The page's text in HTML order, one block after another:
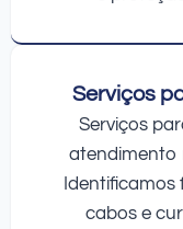
Serviços
Serviços
atendimento
Identificamos
cabos e